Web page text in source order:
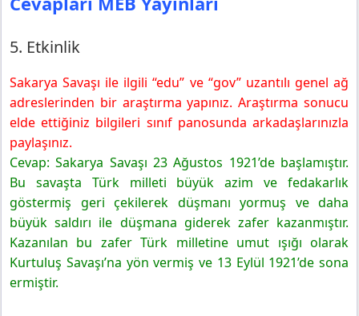
5. Etkinlik
Sakarya Savaşı ile ilgili “edu” ve “gov” uzantılı genel ağ
adreslerinden bir araştırma yapınız. Araştırma sonucu
elde ettiğiniz bilgileri sınıf panosunda arkadaşlarınızla
paylaşınız.
Cevap: Sakarya Savaşı 23 Ağustos 1921’de başlamıştır.
Bu savaşta Türk milleti büyük azim ve fedakarlık
göstermiş geri çekilerek düşmanı yormuş ve daha
büyük saldırı ile düşmana giderek zafer kazanmıştır.
Kazanılan bu zafer Türk milletine umut ışığı olarak
Kurtuluş Savaşı’na yön vermiş ve 13 Eylül 1921’de sona
ermiştir.